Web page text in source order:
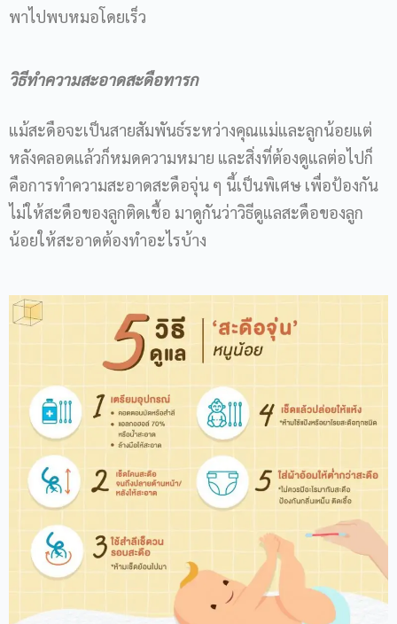
พาไปพบหมอโดยเร็ว
วิธีทําความสะอาดสะดือทารก
แม้สะดือจะเป็นสายสัมพันธ์ระหว่างคุณแม่และลูกน้อยแต่
หลังคลอดแล้วก็หมดความหมาย และสิ่งที่ต้องดูแลต่อไปก็
คือการทำความสะอาดสะดือจุ่น ๆ นี้เป็นพิเศษ เพื่อป้องกัน
ไม่ให้สะดือของลูกติดเชื้อ มาดูกันว่าวิธีดูแลสะดือของลูก
น้อยให้สะอาดต้องทำอะไรบ้าง